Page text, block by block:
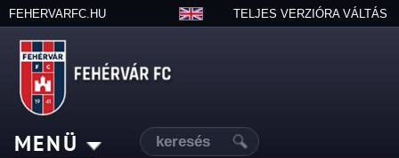
FEHERVARFC.HU TELJES VERZIÓRA VÁLTÁS
MENÜ